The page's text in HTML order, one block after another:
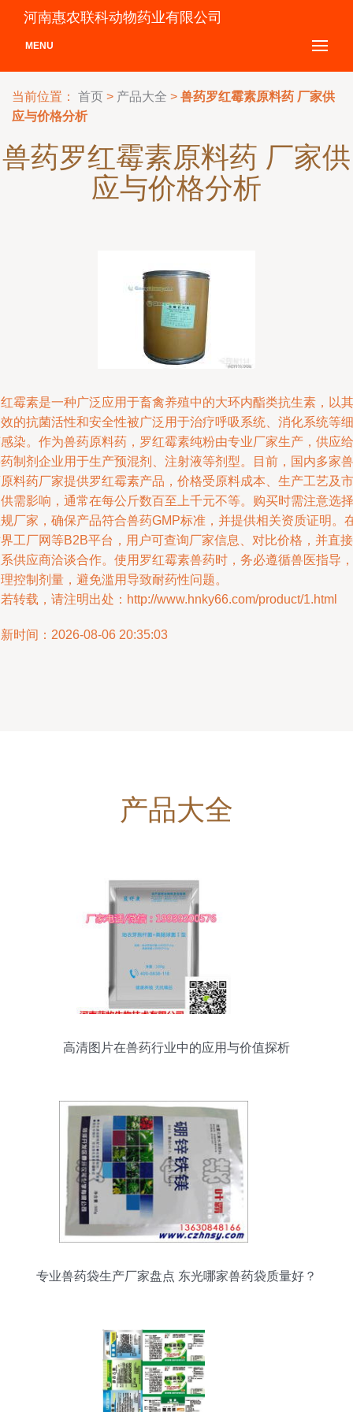
河南惠农联科动物药业有限公司
MENU
当前位置： 首页 > 产品大全 > 兽药罗红霉素原料药 厂家供
应与价格分析
兽药罗红霉素原料药 厂家供
应与价格分析
霉素是一种广泛应用于畜禽养殖中的大环内酯类抗生素，以其
的抗菌活性和安全性被广泛用于治疗呼吸系统、消化系统等细
染。作为兽药原料药，罗红霉素纯粉由专业厂家生产，供应给
制剂企业用于生产预混剂、注射液等剂型。目前，国内多家兽
料药厂家提供罗红霉素产品，价格受原料成本、生产工艺及市
需影响，通常在每公斤数百至上千元不等。购买时需注意选择
厂家，确保产品符合兽药GMP标准，并提供相关资质证明。
工厂网等B2B平台，用户可查询厂家信息、对比价格，并直接
供应商洽谈合作。使用罗红霉素兽药时，务必遵循兽医指导，
控制剂量，避免滥用导致耐药性问题。
转载，请注明出处：http://www.hnky66.com/product/1.html
时间：2026-08-06 20:35:03
产品大全
高清图片在兽药行业中的应用与价值探析
专业兽药袋生产厂家盘点 东光哪家兽药袋质量好？